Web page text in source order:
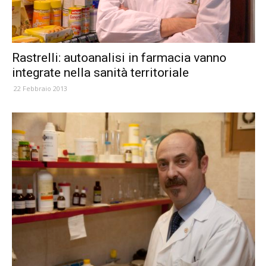
Rastrelli: autoanalisi in farmacia vanno
integrate nella sanità territoriale
22 Febbraio 2013